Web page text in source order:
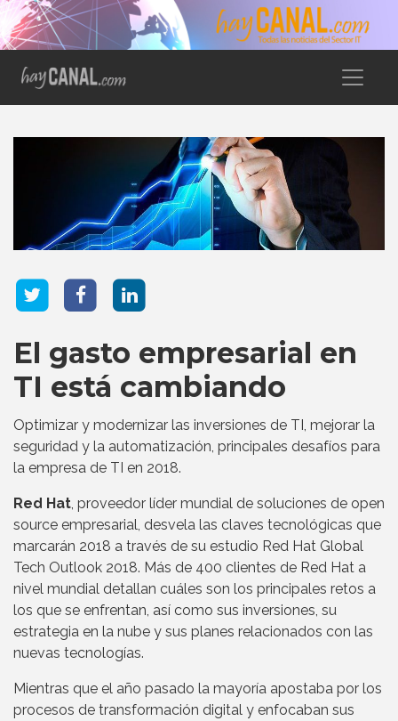
El gasto empresarial en
TI está cambiando
Optimizar y modernizar las inversiones de TI, mejorar la
seguridad y la automatización, principales desafíos para
la empresa de TI en 2018.
Red Hat , proveedor líder mundial de soluciones de open
source empresarial, desvela las claves tecnológicas que
marcarán 2018 a través de su estudio Red Hat Global
Tech Outlook 2018. Más de 400 clientes de Red Hat a
nivel mundial detallan cuáles son los principales retos a
los que se enfrentan, así como sus inversiones, su
estrategia en la nube y sus planes relacionados con las
nuevas tecnologías.
Mientras que el año pasado la mayoría apostaba por los
procesos de transformación digital y enfocaban sus